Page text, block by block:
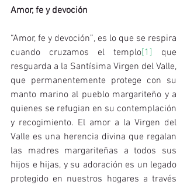
Amor, fe y devoción
“Amor, fe y devoción”, es lo que se respira
cuando cruzamos el templo[1] que
resguarda a la Santísima Virgen del Valle,
que permanentemente protege con su
manto marino al pueblo margariteño y a
quienes se refugian en su contemplación
y recogimiento. El amor a la Virgen del
Valle es una herencia divina que regalan
las madres margariteñas a todos sus
hijos e hijas, y su adoración es un legado
protegido en nuestros hogares a través